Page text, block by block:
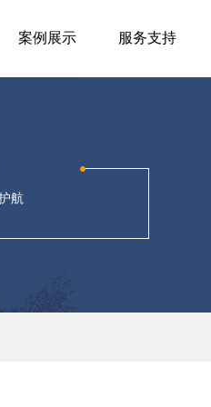
案例展示 服务支持
航